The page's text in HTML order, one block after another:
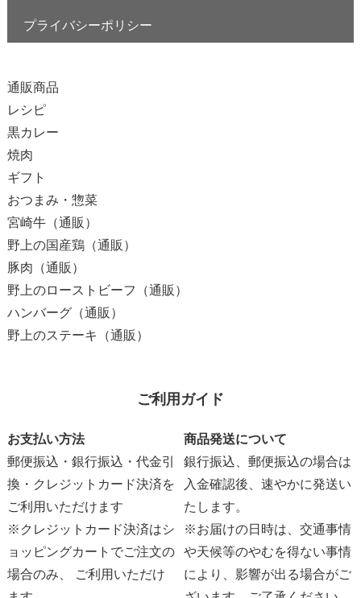
プライバシーポリシー
通販商品
レシピ
黒カレー
焼肉
ギフト
おつまみ・惣菜
宮崎牛（通販）
野上の国産鶏（通販）
豚肉（通販）
野上のローストビーフ（通販）
ハンバーグ（通販）
野上のステーキ（通販）
ご利用ガイド
お支払い方法
郵便振込・銀行振込・代金引
換・クレジットカード決済を
ご利用いただけます
※クレジットカード決済はシ
ョッピングカートでご注文の
場合のみ、 ご利用いただけ
商品発送について
銀行振込、郵便振込の場合は
入金確認後、速やかに発送い
たします。
※お届けの日時は、交通事情
や天候等のやむを得ない事情
により、影響が出る場合がご